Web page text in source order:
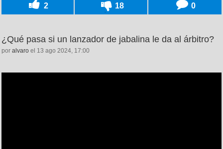
2 18 0
¿Qué pasa si un lanzador de jabalina le da al árbitro?
por alvaro el 13 ago 2024, 17:00